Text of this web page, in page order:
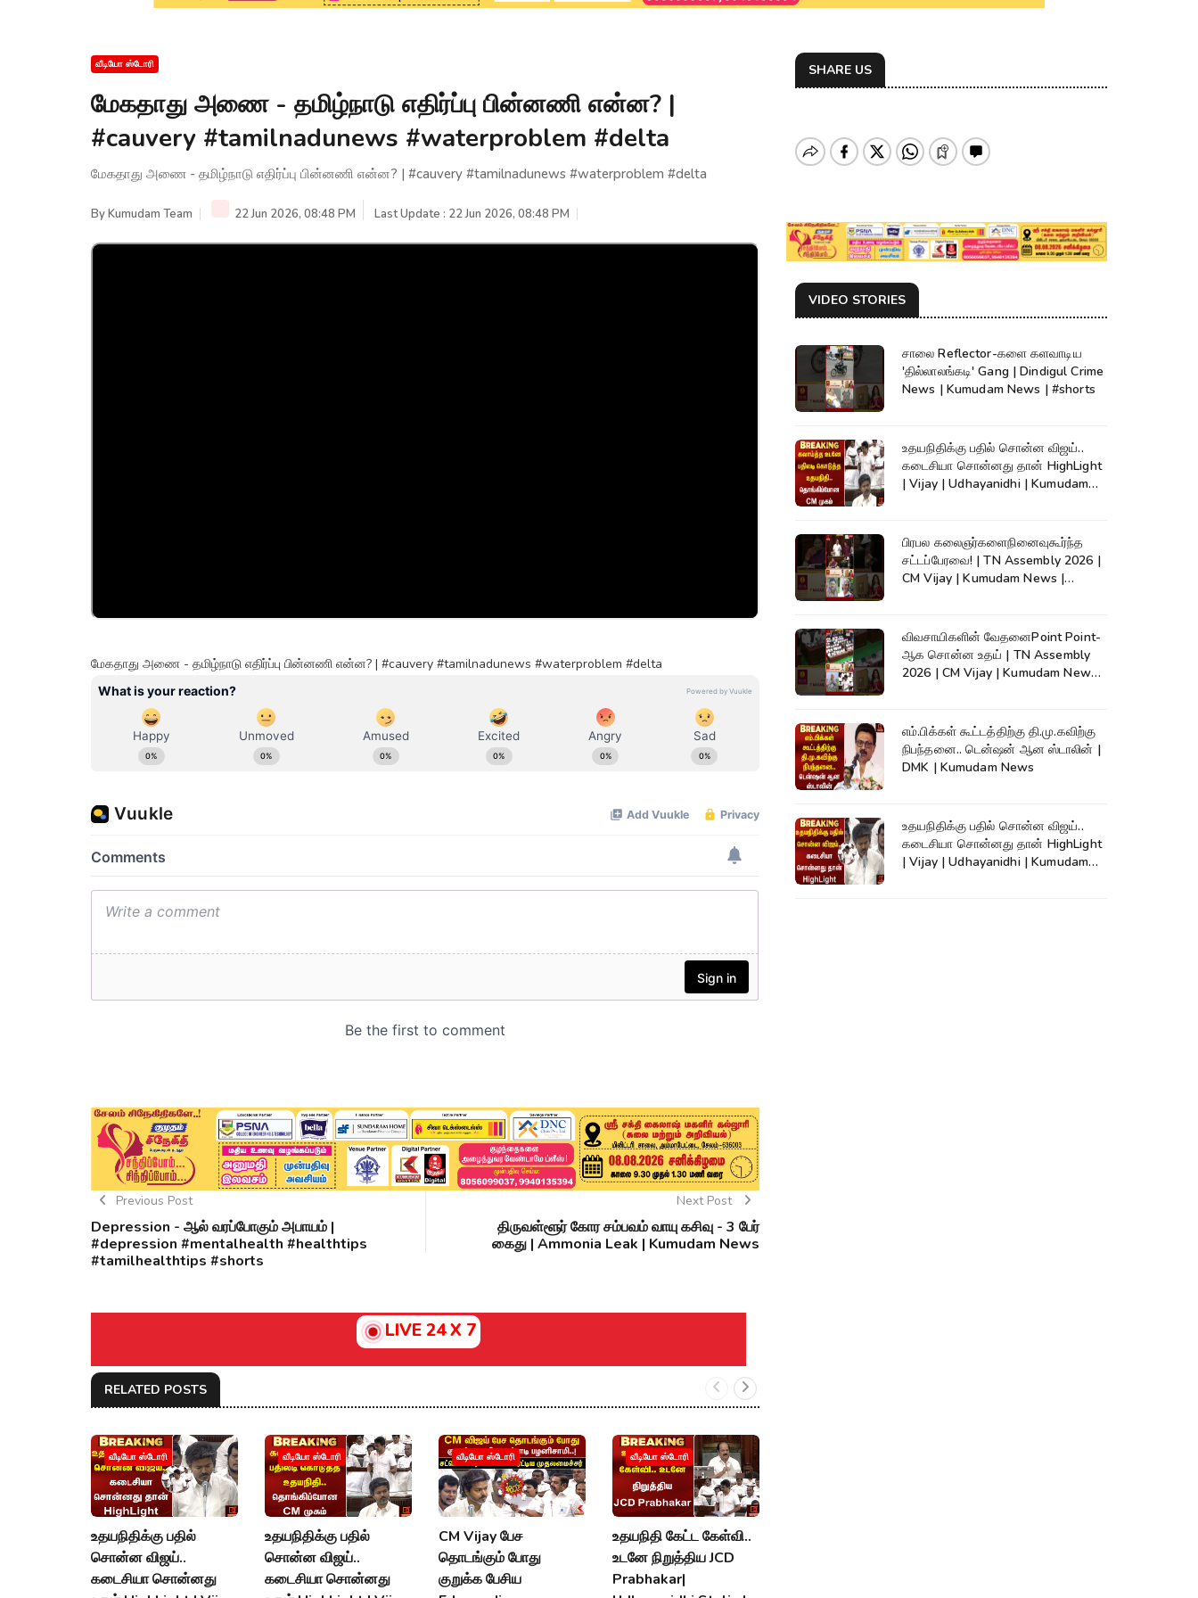
வீடியோ ஸ்டோரி
மேகதாது அணை - தமிழ்நாடு எதிர்ப்பு பின்னணி என்ன? |
#cauvery #tamilnadunews #waterproblem #delta
மேகதாது அணை - தமிழ்நாடு எதிர்ப்பு பின்னணி என்ன? | #cauvery #tamilnadunews #waterproblem #delta
ByKumudam Team 22 Jun 2026, 08:48 PM Last Update : 22 Jun 2026, 08:48 PM
மேகதாது அணை - தமிழ்நாடு எதிர்ப்பு பின்னணி என்ன? | #cauvery #tamilnadunews #waterproblem #delta
Previous Post
Depression - ஆல் வரப்போகும் அபாயம் |
#depression #mentalhealth #healthtips
#tamilhealthtips #shorts
Next Post
திருவள்ளூர் கோர சம்பவம் வாயு கசிவு - 3 பேர்
கைது | Ammonia Leak | Kumudam News
LIVE 24 X 7
RELATED POSTS
வீடியோ ஸ்டோரி
உதயநிதிக்கு பதில்
சொன்ன விஜய்..
கடைசியா சொன்னது
வீடியோ ஸ்டோரி
உதயநிதிக்கு பதில்
சொன்ன விஜய்..
கடைசியா சொன்னது
வீடியோ ஸ்டோரி
CM Vijay பேச
தொடங்கும் போது
குறுக்க பேசிய
வீடியோ ஸ்டோரி
உதயநிதி கேட்ட கேள்வி..
உடனே நிறுத்திய JCD
Prabhakar|
SHARE US
VIDEO STORIES
சாலை Reflector-களை களவாடிய
'தில்லாலங்கடி' Gang | Dindigul Crime
News | Kumudam News | #shorts
உதயநிதிக்கு பதில் சொன்ன விஜய்..
கடைசியா சொன்னது தான் HighLight
| Vijay | Udhayanidhi | Kumudam
பிரபல கலைஞர்களைநினைவுகூர்ந்த
சட்டப்பேரவை! | TN Assembly 2026 |
CM Vijay | Kumudam News |
விவசாயிகளின் வேதனைPoint Point-
ஆக சொன்ன உதய் | TN Assembly
2026 | CM Vijay | Kumudam News |
எம்.பிக்கள் கூட்டத்திற்கு தி.மு.கவிற்கு
நிபந்தனை.. டென்ஷன் ஆன ஸ்டாலின் |
DMK | Kumudam News
உதயநிதிக்கு பதில் சொன்ன விஜய்..
கடைசியா சொன்னது தான் HighLight
| Vijay | Udhayanidhi | Kumudam